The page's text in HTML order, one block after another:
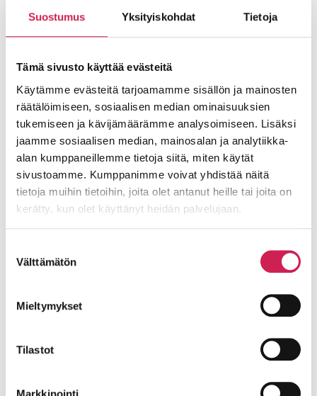
Suostumus Yksityiskohdat Tietoja
Tämä sivusto käyttää evästeitä
Käytämme evästeitä tarjoamamme sisällön ja mainosten
räätälöimiseen, sosiaalisen median ominaisuuksien
tukemiseen ja kävijämäärämme analysoimiseen. Lisäksi
jaamme sosiaalisen median, mainosalan ja analytiikka-
alan kumppaneillemme tietoja siitä, miten käytät
sivustoamme. Kumppanimme voivat yhdistää näitä
tietoja muihin tietoihin, joita olet antanut heille tai joita on
kerätty, kun olet käyttänyt heidän palvelujaan.
valinta
Välttämätön
Mieltymykset
Tilastot
Markkinointi
Lue lisää
Rakli uudisti seminaaritilansa perinpohjin.
Teams-pohjaisen kokous- ja AV-tekniikan